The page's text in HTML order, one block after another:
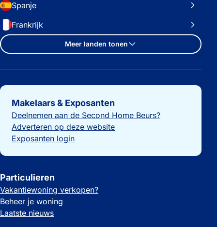
Spanje
Frankrijk
Meer landen tonen
Belangrijke links
Makelaars & Exposanten
Deelnemen aan de Second Home Beurs?
Adverteren op deze website
Exposanten login
Particulieren
Vakantiewoning verkopen?
Beheer je woning
Laatste nieuws